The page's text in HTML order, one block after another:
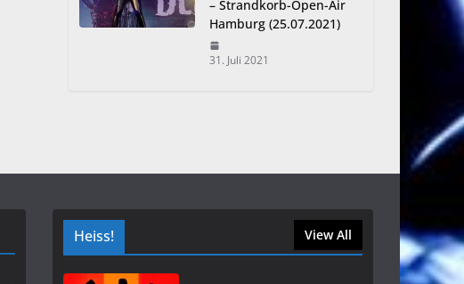
– Strandkorb-Open-Air
Hamburg (25.07.2021)
31. Juli 2021
Heiss! View All